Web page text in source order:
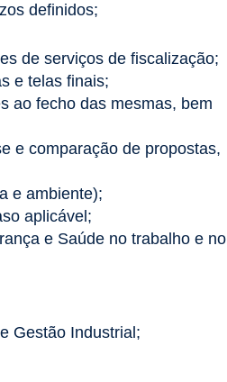
definidos;
de serviços de fiscalização;
e telas finais;
ao fecho das mesmas, bem
e comparação de propostas,
e ambiente);
aplicável;
e Saúde no trabalho e no
Gestão Industrial;